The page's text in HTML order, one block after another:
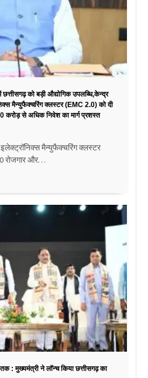
को बड़ी औद्योगिक उपलब्धि,केन्द्र
मैन्युफैक्चरिंग क्लस्टर (EMC 2.0) को दी
करोड़ से अधिक निवेश का मार्ग प्रशस्त
मैन्युफैक्चरिंग क्लस्टर
रोजगार और…
: मुख्यमंत्री ने लॉन्च किया छत्तीसगढ़ का